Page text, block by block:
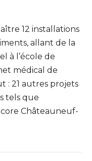
12 installations
allant de la
à l’école de
médical de
: 21 autres projets
tels que
Châteauneuf-